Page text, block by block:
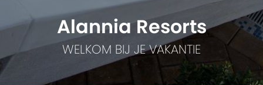
Alannia Resorts
WELKOM BIJ JE VAKANTIE